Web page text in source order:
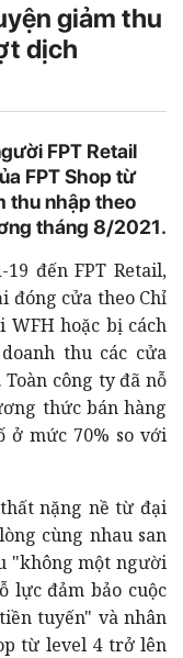
giảm thu
dịch
FPT Retail
FPT Shop từ
thu nhập theo
tháng 8/2021.
đến FPT Retail,
đóng cửa theo Chỉ
WFH hoặc bị cách
thu các cửa
công ty đã nỗ
thức bán hàng
ở mức 70% so với
nặng nề từ đại
cùng nhau san
"không một người
lực đảm bảo cuộc
tuyến" và nhân
từ level 4 trở lên